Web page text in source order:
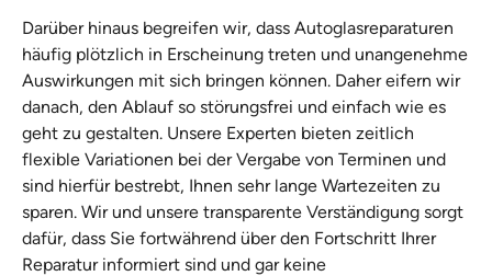
Darüber hinaus begreifen wir, dass Autoglasreparaturen
häufig plötzlich in Erscheinung treten und unangenehme
Auswirkungen mit sich bringen können. Daher eifern wir
danach, den Ablauf so störungsfrei und einfach wie es
geht zu gestalten. Unsere Experten bieten zeitlich
flexible Variationen bei der Vergabe von Terminen und
sind hierfür bestrebt, Ihnen sehr lange Wartezeiten zu
sparen. Wir und unsere transparente Verständigung sorgt
dafür, dass Sie fortwährend über den Fortschritt Ihrer
Reparatur informiert sind und gar keine